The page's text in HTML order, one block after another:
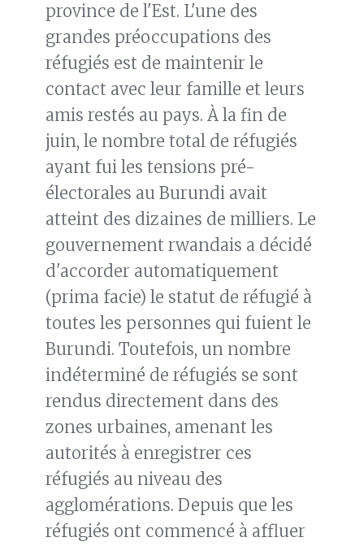
province de l'Est. L'une des
grandes préoccupations des
réfugiés est de maintenir le
contact avec leur famille et leurs
amis restés au pays. À la fin de
juin, le nombre total de réfugiés
ayant fui les tensions pré-
électorales au Burundi avait
atteint des dizaines de milliers. Le
gouvernement rwandais a décidé
d'accorder automatiquement
(prima facie) le statut de réfugié à
toutes les personnes qui fuient le
Burundi. Toutefois, un nombre
indéterminé de réfugiés se sont
rendus directement dans des
zones urbaines, amenant les
autorités à enregistrer ces
réfugiés au niveau des
agglomérations. Depuis que les
réfugiés ont commencé à affluer